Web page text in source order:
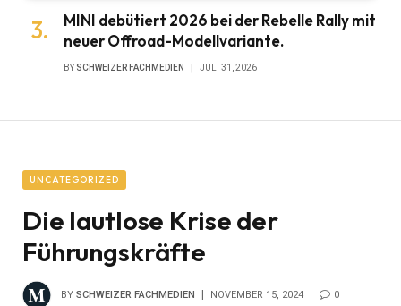
MINI debütiert 2026 bei der Rebelle Rally mit
neuer Offroad-Modellvariante.
BY SCHWEIZER FACHMEDIEN JULI 31, 2026
UNCATEGORIZED
Die lautlose Krise der
Führungskräfte
BY SCHWEIZER FACHMEDIEN NOVEMBER 15, 2024 0